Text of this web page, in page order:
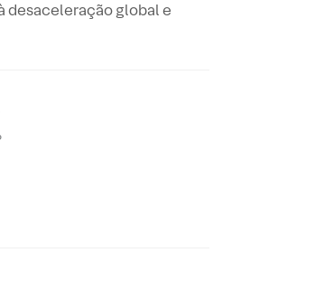
desaceleração global e